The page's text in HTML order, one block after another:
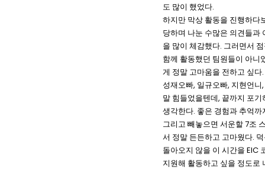
도 많이 했었다.
하지만 막상 활동을 진행하다
당하며 나눈 수많은 의견들과
을 많이 체감했다. 그러면서
함께 활동했던 팀원들이 아니
게 정말 고마움을 전하고 싶다.
성재오빠, 일규오빠, 지현언
말 힘들었을텐데, 끝까지 포
생각한다. 좋은 경험과 추억
그리고 빼놓으면 서운할 7조
서 정말 든든하고 고마웠다.
돌아오지 않을 이 시간을 EIC
지원해 활동하고 싶을 정도로